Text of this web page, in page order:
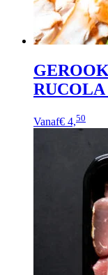
Vanaf€ 4,50
Deze
optie
kan
op
de